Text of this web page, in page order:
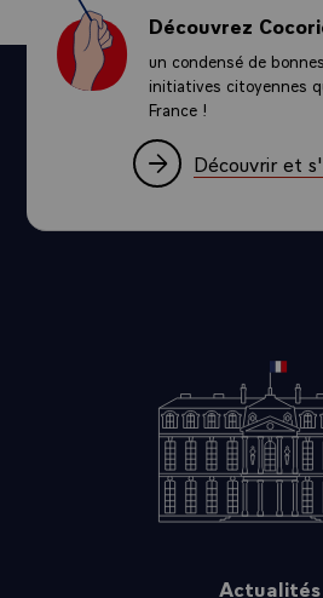
Découvrez
un condensé de
initiatives citoyennes
France !
Découvrir et
Actualités